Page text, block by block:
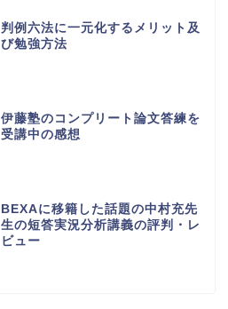
判例六法に一元化するメリット及
び勉強方法
伊藤塾のコンプリート論文答練を
受講中の感想
BEXAに移籍した話題の中村充先
生の短答実況分析講義の評判・レ
ビュー